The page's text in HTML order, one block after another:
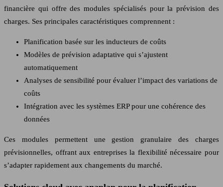
financière qui offre des modules spécialisés pour la prévision des
charges. Ses principales caractéristiques comprennent :
Planification basée sur les inducteurs de coûts
Modèles de prévision adaptative qui s’ajustent
automatiquement
Analyses de sensibilité pour évaluer l’impact des variations de
coûts
Intégration avec les systèmes ERP pour une cohérence des
données
Ces modules permettent une gestion granulaire des charges
prévisionnelles, offrant aux entreprises la flexibilité nécessaire pour
s’adapter rapidement aux changements du marché.